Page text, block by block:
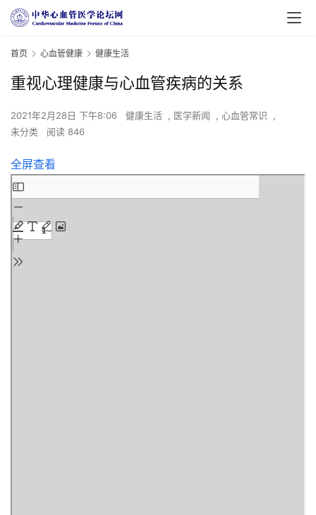
首页 心血管健康 健康生活
重视心理健康与心血管疾病的关系
2021年2月28日 下午8:06 健康生活 , 医学新闻 , 心血管常识
,
未分类
阅读 846
全屏查看
Skip
to
PDF
content